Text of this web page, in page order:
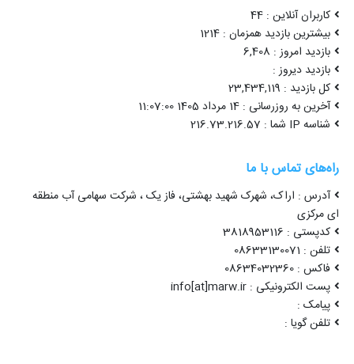
کاربران آنلاین : 44
بیشترین بازدید همزمان : 1214
بازدید امروز : 6,408
بازدید دیروز :
کل بازدید : 23,434,119
آخرین به روزرسانی : 14 مرداد 1405 11:07:00
شناسه IP شما : 216.73.216.57
راه‌های تماس با ما
آدرس : اراک، شهرک شهید بهشتی، فاز یک ، شرکت سهامی آب منطقه
ای مرکزی
کدپستی : 3818953116
تلفن : 08633130071
فاکس : 08634032360
پست الکترونیکی : info[at]marw.ir
پیامک :
تلفن گویا :